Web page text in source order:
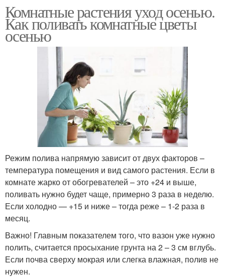
Комнатные растения уход осенью.
Как поливать комнатные цветы
осенью
Режим полива напрямую зависит от двух факторов –
температура помещения и вид самого растения. Если в
комнате жарко от обогревателей – это +24 и выше,
поливать нужно будет чаще, примерно 3 раза в неделю.
Если холодно — +15 и ниже – тогда реже – 1-2 раза в
месяц.
Важно! Главным показателем того, что вазон уже нужно
полить, считается просыхание грунта на 2 – 3 см вглубь.
Если почва сверху мокрая или слегка влажная, полив не
нужен.